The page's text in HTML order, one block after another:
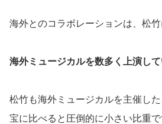
海外とのコラボレーションは、松竹
海外ミュージカルを数多く上演し
松竹も海外ミュージカルを主催し
宝に比べると圧倒的に小さい比重で